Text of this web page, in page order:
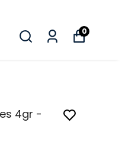
0
4gr -